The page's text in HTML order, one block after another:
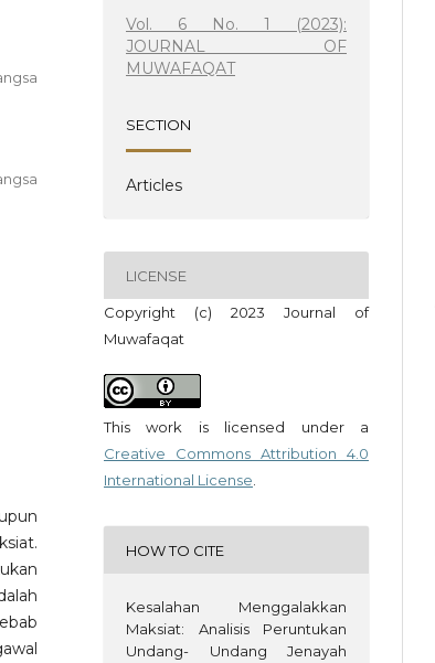
Vol. 6 No. 1 (2023):
JOURNAL OF
MUWAFAQAT
SECTION
Articles
LICENSE
Copyright (c) 2023 Journal of
Muwafaqat
This work is licensed under a
Creative Commons Attribution 4.0
International License
HOW TO CITE
Kesalahan Menggalakkan
Maksiat: Analisis Peruntukan
Undang- Undang Jenayah